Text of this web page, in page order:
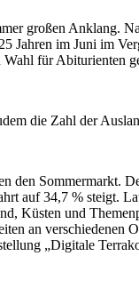
großen Anklang.
Jahren im Juni im
für Abiturienten
die Zahl der
den Sommermarkt.
auf 34,7 % steigt.
Küsten und
an verschiedenen
„Digitale